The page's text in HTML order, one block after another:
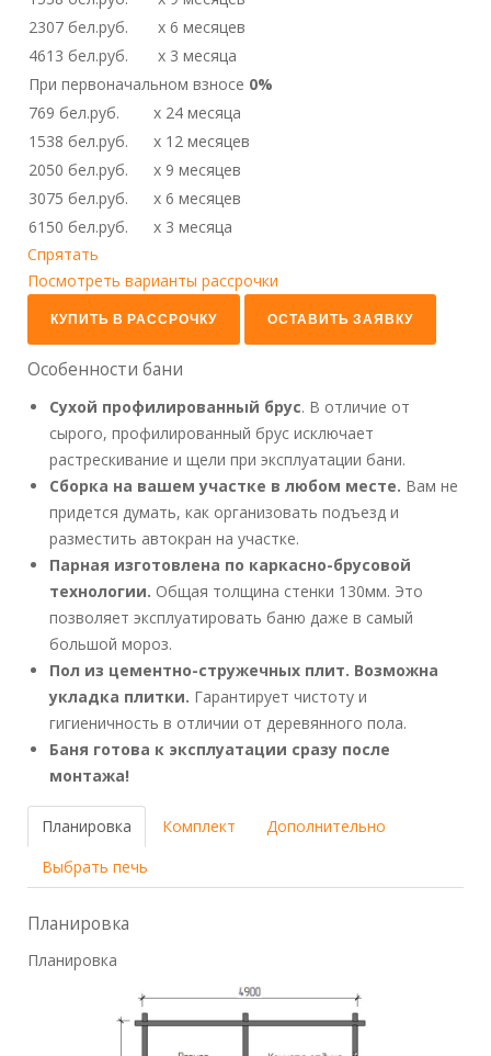
2307 бел.руб. x 6 месяцев
4613 бел.руб. x 3 месяца
При первоначальном взносе 0%
769 бел.руб. x 24 месяца
1538 бел.руб. x 12 месяцев
2050 бел.руб. x 9 месяцев
3075 бел.руб. x 6 месяцев
6150 бел.руб. x 3 месяца
Спрятать
Посмотреть варианты рассрочки
КУПИТЬ В РАССРОЧКУ ОСТАВИТЬ ЗАЯВКУ
Особенности бани
Сухой профилированный брус. В отличие от
сырого, профилированный брус исключает
растрескивание и щели при эксплуатации бани.
Сборка на вашем участке в любом месте. Вам не
придется думать, как организовать подъезд и
разместить автокран на участке.
Парная изготовлена по каркасно-брусовой
технологии. Общая толщина стенки 130мм. Это
позволяет эксплуатировать баню даже в самый
большой мороз.
Пол из цементно-стружечных плит. Возможна
укладка плитки. Гарантирует чистоту и
гигиеничность в отличии от деревянного пола.
Баня готова к эксплуатации сразу после
монтажа!
Планировка Комплект
Дополнительно
Выбрать печь
Планировка
Планировка